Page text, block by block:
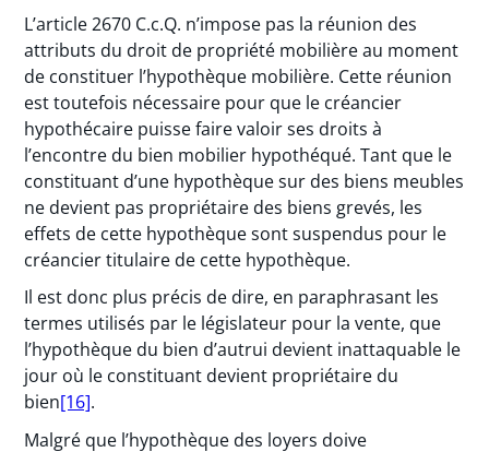
L’article 2670 C.c.Q. n’impose pas la réunion des
attributs du droit de propriété mobilière au moment
de constituer l’hypothèque mobilière. Cette réunion
est toutefois nécessaire pour que le créancier
hypothécaire puisse faire valoir ses droits à
l’encontre du bien mobilier hypothéqué. Tant que le
constituant d’une hypothèque sur des biens meubles
ne devient pas propriétaire des biens grevés, les
effets de cette hypothèque sont suspendus pour le
créancier titulaire de cette hypothèque.
Il est donc plus précis de dire, en paraphrasant les
termes utilisés par le législateur pour la vente, que
l’hypothèque du bien d’autrui devient inattaquable le
jour où le constituant devient propriétaire du
bien[16].
Malgré que l’hypothèque des loyers doive